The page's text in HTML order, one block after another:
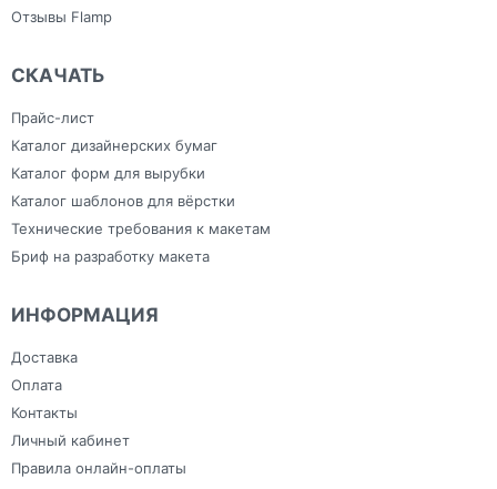
Отзывы Flamp
СКАЧАТЬ
Прайс-лист
Каталог дизайнерских бумаг
Каталог форм для вырубки
Каталог шаблонов для вёрстки
Технические требования к макетам
Бриф на разработку макета
ИНФОРМАЦИЯ
Доставка
Оплата
Контакты
Личный кабинет
Правила онлайн-оплаты